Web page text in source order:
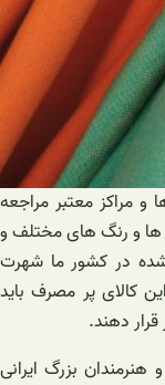
مراکز معتبر مراجعه
ها و رنگ های مختلف و
شده در کشور ما شهرت
کالای پر مصرف باید
دهند.
بزرگ ایرانی